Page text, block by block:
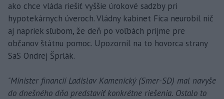
ako chce vláda riešiť vyššie úrokové sadzby pri
hypotekárnych úveroch. Vládny kabinet Fica neurobil nič
aj napriek sľubom, že deň po voľbách prijme pre
občanov štátnu pomoc. Upozornil na to hovorca strany
SaS Ondrej Šprlák.
"Minister financií Ladislav Kamenický (Smer-SD) mal navyše
do dnešného dňa predstaviť konkrétne riešenia. Ostalo to